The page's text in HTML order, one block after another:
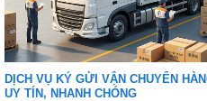
DỊCH VỤ KÝ GỬI VẬN CHUYỂN
UY TÍN, NHANH CHÓNG